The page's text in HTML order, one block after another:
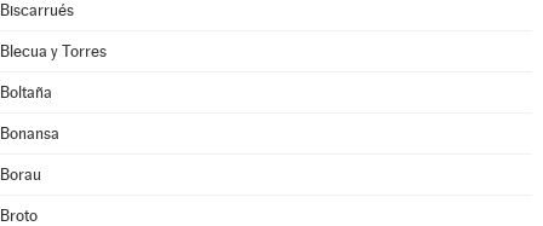
Biscarrués
Blecua y Torres
Boltaña
Bonansa
Borau
Broto